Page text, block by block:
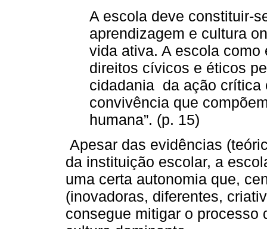
A escola deve constituir-
aprendizagem e cultura
vida ativa. A escola
direitos cívicos e éticos
cidadania da ação crítica
convivência que
humana”. (p. 15)
Apesar das evidências
da instituição escolar, a
uma certa autonomia que,
(inovadoras, diferentes,
consegue mitigar o processo